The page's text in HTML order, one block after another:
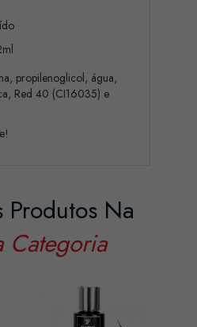
propilenoglicol, água,
Red 40 (CI16035) e
Produtos Na
Categoria